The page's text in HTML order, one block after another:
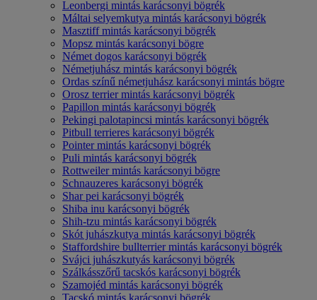
Leonbergi mintás karácsonyi bögrék
Máltai selyemkutya mintás karácsonyi bögrék
Masztiff mintás karácsonyi bögrék
Mopsz mintás karácsonyi bögre
Német dogos karácsonyi bögrék
Németjuhász mintás karácsonyi bögrék
Ordas színű németjuhász karácsonyi mintás bögre
Orosz terrier mintás karácsonyi bögrék
Papillon mintás karácsonyi bögrék
Pekingi palotapincsi mintás karácsonyi bögrék
Pitbull terrieres karácsonyi bögrék
Pointer mintás karácsonyi bögrék
Puli mintás karácsonyi bögrék
Rottweiler mintás karácsonyi bögre
Schnauzeres karácsonyi bögrék
Shar pei karácsonyi bögrék
Shiba inu karácsonyi bögrék
Shih-tzu mintás karácsonyi bögrék
Skót juhászkutya mintás karácsonyi bögrék
Staffordshire bullterrier mintás karácsonyi bögrék
Svájci juhászkutyás karácsonyi bögrék
Szálkásszőrű tacskós karácsonyi bögrék
Szamojéd mintás karácsonyi bögrék
Tacskó mintás karácsonyi bögrék